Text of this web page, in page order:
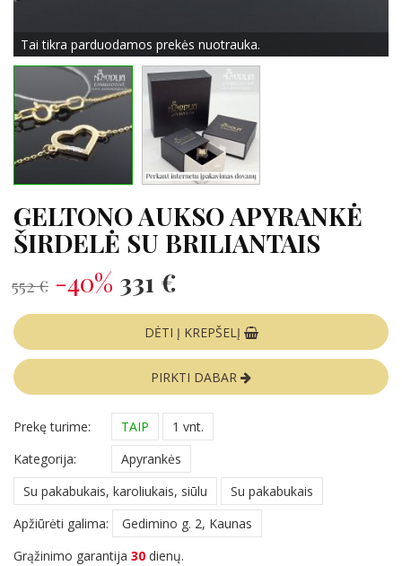
Tai tikra parduodamos prekės nuotrauka.
GELTONO AUKSO APYRANKĖ
ŠIRDELĖ SU BRILIANTAIS
552 € -40% 331 €
DĖTI Į KREPŠELĮ
PIRKTI DABAR
Prekę turime: TAIP
1 vnt.
Kategorija:
Apyrankės
Su pakabukais, karoliukais, siūlu
Su pakabukais
Apžiūrėti galima:
Gedimino g. 2, Kaunas
Grąžinimo garantija 30 dienų.